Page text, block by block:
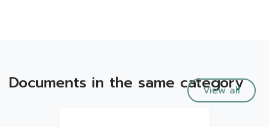
Documents in the same category
View all